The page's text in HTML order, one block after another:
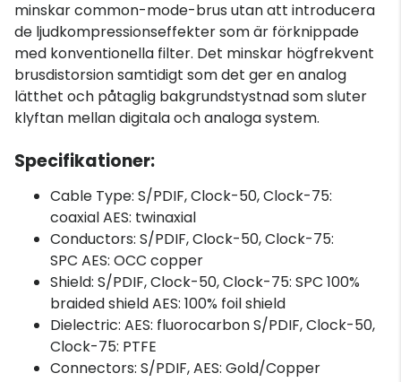
minskar common-mode-brus utan att introducera
de ljudkompressionseffekter som är förknippade
med konventionella filter. Det minskar högfrekvent
brusdistorsion samtidigt som det ger en analog
lätthet och påtaglig bakgrundstystnad som sluter
klyftan mellan digitala och analoga system.
Specifikationer:
Cable Type: S/PDIF, Clock-50, Clock-75:
coaxial AES: twinaxial
Conductors: S/PDIF, Clock-50, Clock-75:
SPC AES: OCC copper
Shield: S/PDIF, Clock-50, Clock-75: SPC 100%
braided shield AES: 100% foil shield
Dielectric: AES: fluorocarbon S/PDIF, Clock-50,
Clock-75: PTFE
Connectors: S/PDIF, AES: Gold/Copper